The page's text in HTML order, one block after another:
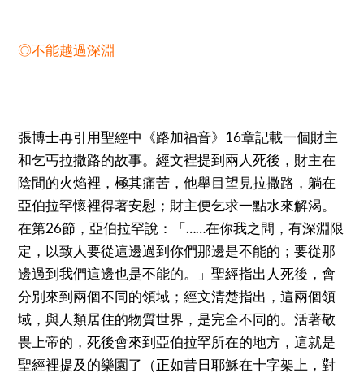
◎不能越過深淵
張博士再引用聖經中《路加福音》16章記載一個財主
和乞丐拉撒路的故事。經文裡提到兩人死後，財主在
陰間的火焰裡，極其痛苦，他舉目望見拉撒路，躺在
亞伯拉罕懷裡得著安慰；財主便乞求一點水來解渴。
在第26節，亞伯拉罕說：「……在你我之間，有深淵限
定，以致人要從這邊過到你們那邊是不能的；要從那
邊過到我們這邊也是不能的。」聖經指出人死後，會
分別來到兩個不同的領域；經文清楚指出，這兩個領
域，與人類居住的物質世界，是完全不同的。活著敬
畏上帝的，死後會來到亞伯拉罕所在的地方，這就是
聖經裡提及的樂園了（正如昔日耶穌在十字架上，對